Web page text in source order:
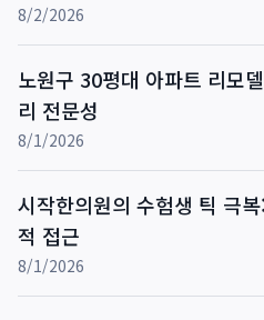
8/2/2026
노원구 30평대 아파트 리모
리 전문성
8/1/2026
시작한의원의 수험생 틱 극
적 접근
8/1/2026